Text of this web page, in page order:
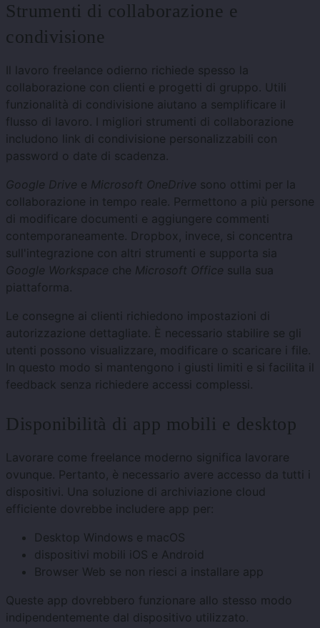
Strumenti di collaborazione e
condivisione
Il lavoro freelance odierno richiede spesso la
collaborazione con clienti e progetti di gruppo. Utili
funzionalità di condivisione aiutano a semplificare il
flusso di lavoro. I migliori strumenti di collaborazione
includono link di condivisione personalizzabili con
password o date di scadenza.
Google Drive e Microsoft OneDrive sono ottimi per la
collaborazione in tempo reale. Permettono a più persone
di modificare documenti e aggiungere commenti
contemporaneamente. Dropbox, invece, si concentra
sull'integrazione con altri strumenti e supporta sia
Google Workspace che Microsoft Office sulla sua
piattaforma.
Le consegne ai clienti richiedono impostazioni di
autorizzazione dettagliate. È necessario stabilire se gli
utenti possono visualizzare, modificare o scaricare i file.
In questo modo si mantengono i giusti limiti e si facilita il
feedback senza richiedere accessi complessi.
Disponibilità di app mobili e desktop
Lavorare come freelance moderno significa lavorare
ovunque. Pertanto, è necessario avere accesso da tutti i
dispositivi. Una soluzione di archiviazione cloud
efficiente dovrebbe includere app per:
Desktop Windows e macOS
dispositivi mobili iOS e Android
Browser Web se non riesci a installare app
Queste app dovrebbero funzionare allo stesso modo
indipendentemente dal dispositivo utilizzato.